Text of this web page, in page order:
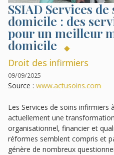
SSIAD Services
domicile : des
pour un meilleur
domicile
Droit des infirmiers
09/09/2025
Source : www.actusoins.com
Les Services de soins infirmiers
actuellement une
organisationnel, financier et
réformes semblent compris et
génère de nombreux